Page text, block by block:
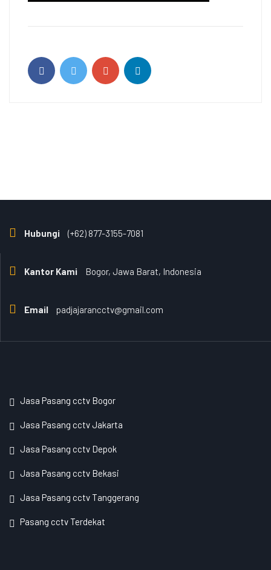
Hubungi (+62) 877-3155-7081
Kantor Kami Bogor, Jawa Barat, Indonesia
Email padjajarancctv@gmail.com
Jasa Pasang cctv Bogor
Jasa Pasang cctv Jakarta
Jasa Pasang cctv Depok
Jasa Pasang cctv Bekasi
Jasa Pasang cctv Tanggerang
Pasang cctv Terdekat